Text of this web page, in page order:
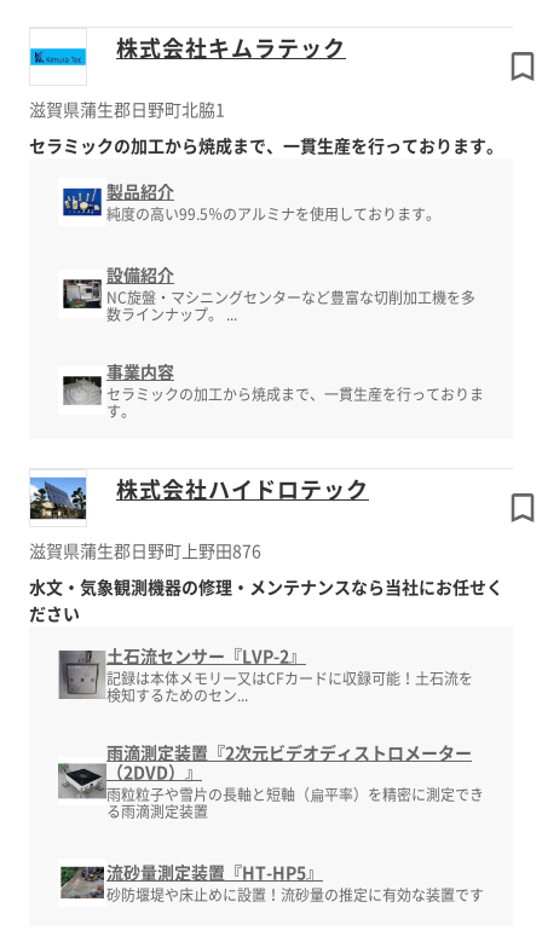
株式会社キムラテック
滋賀県蒲生郡日野町北脇1
セラミックの加工から焼成まで、一貫生産を行っております。
製品紹介
純度の高い99.5％のアルミナを使用しております。
設備紹介
NC旋盤・マシニングセンターなど豊富な切削加工機を多
数ラインナップ。 ...
事業内容
セラミックの加工から焼成まで、一貫生産を行っておりま
す。
株式会社ハイドロテック
滋賀県蒲生郡日野町上野田876
水文・気象観測機器の修理・メンテナンスなら当社にお任せく
ださい
土石流センサー『LVP-2』
記録は本体メモリー又はCFカードに収録可能！土石流を
検知するためのセン...
雨滴測定装置『2次元ビデオディストロメーター
（2DVD）』
雨粒粒子や雪片の長軸と短軸（扁平率）を精密に測定でき
る雨滴測定装置
流砂量測定装置『HT-HP5』
砂防堰堤や床止めに設置！流砂量の推定に有効な装置です